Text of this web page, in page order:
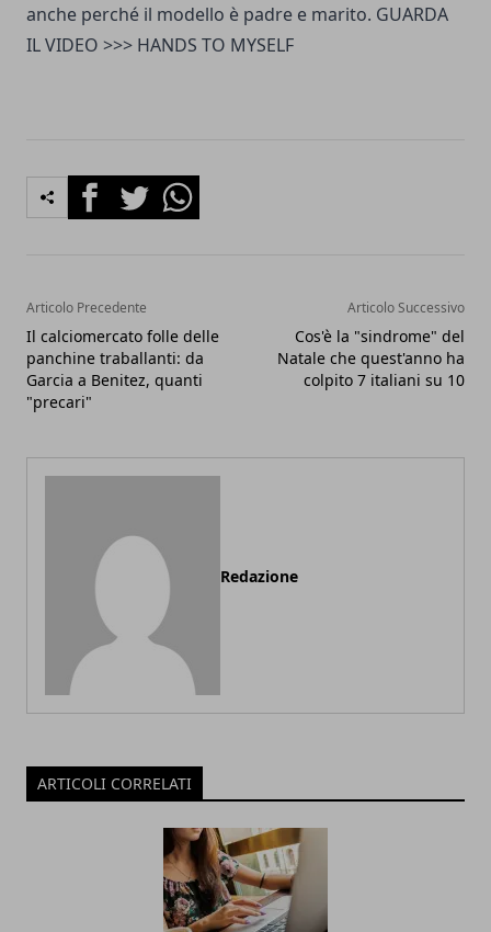
anche perché il modello è padre e marito. GUARDA
IL VIDEO >>> HANDS TO MYSELF
FacebookTwitterWhatsapp
Articolo Precedente
Il calciomercato folle delle
panchine traballanti: da
Garcia a Benitez, quanti
"precari"
Articolo Successivo
Cos'è la "sindrome" del
Natale che quest'anno ha
colpito 7 italiani su 10
Redazione
ARTICOLI CORRELATI